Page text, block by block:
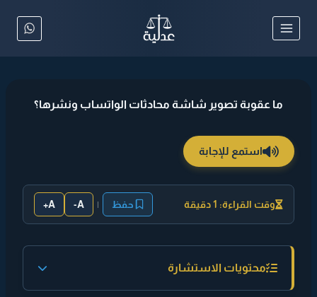
ما عقوبة تصوير شاشة محادثات الواتساب ونشرها؟
استمع للإجابة
وقت القراءة: 1 دقيقة حفظ |
A-
A+
محتويات الاستشارة